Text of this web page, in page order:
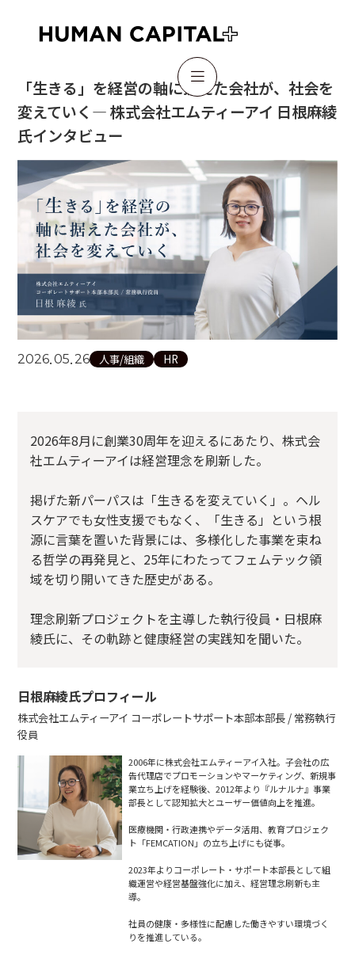

「生きる」を経営の軸に据えた会社が、社会を
変えていく— 株式会社エムティーアイ 日根麻綾
氏インタビュー
2026.05.26 人事/組織 HR
2026年8月に創業30周年を迎えるにあたり、株式会
社エムティーアイは経営理念を刷新した。
掲げた新パーパスは「生きるを変えていく」。ヘル
スケアでも女性支援でもなく、「生きる」という根
源に言葉を置いた背景には、多様化した事業を束ね
る哲学の再発見と、25年にわたってフェムテック領
域を切り開いてきた歴史がある。
理念刷新プロジェクトを主導した執行役員・日根麻
綾氏に、その軌跡と健康経営の実践知を聞いた。
日根麻綾氏プロフィール
株式会社エムティーアイ コーポレートサポート本部本部長 / 常務執行
役員
2006年に株式会社エムティーアイ入社。子会社の広
告代理店でプロモーションやマーケティング、新規事
業立ち上げを経験後、2012年より『ルナルナ』事業
部長として認知拡大とユーザー価値向上を推進。
医療機関・行政連携やデータ活用、教育プロジェク
ト「FEMCATION」の立ち上げにも従事。
2023年よりコーポレート・サポート本部長として組
織運営や経営基盤強化に加え、経営理念刷新も主
導。
社員の健康・多様性に配慮した働きやすい環境づく
りを推進している。